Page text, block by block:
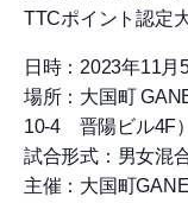
TTCポイント認定大
日時：2023年11
場所：大国町
10-4 晋陽ビル4F）
試合形式：男女混
主催：大国町